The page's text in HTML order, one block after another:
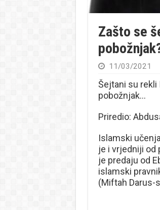
Zašto se
11/03/2021
Šejtani su rekli
pobožnjak…
Priredio:
Islamski
je i vrjedniji od
je predaju od
islamski
(Miftah Darus-